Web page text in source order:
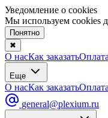
Уведомление о cookies
Мы используем cookies
Понятно
✖
О насКак заказать
Еще
О насКак заказать
general@plexium.ru